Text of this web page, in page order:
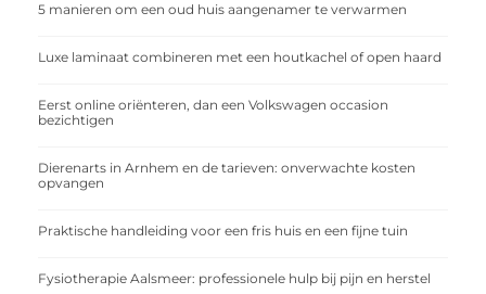
5 manieren om een oud huis aangenamer te verwarmen
Luxe laminaat combineren met een houtkachel of open haard
Eerst online oriënteren, dan een Volkswagen occasion
bezichtigen
Dierenarts in Arnhem en de tarieven: onverwachte kosten
opvangen
Praktische handleiding voor een fris huis en een fijne tuin
Fysiotherapie Aalsmeer: professionele hulp bij pijn en herstel